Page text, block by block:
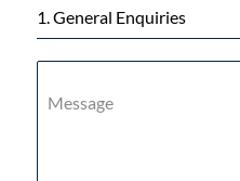
1. General Enquiries
Message